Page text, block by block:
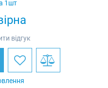
1шт
відгук